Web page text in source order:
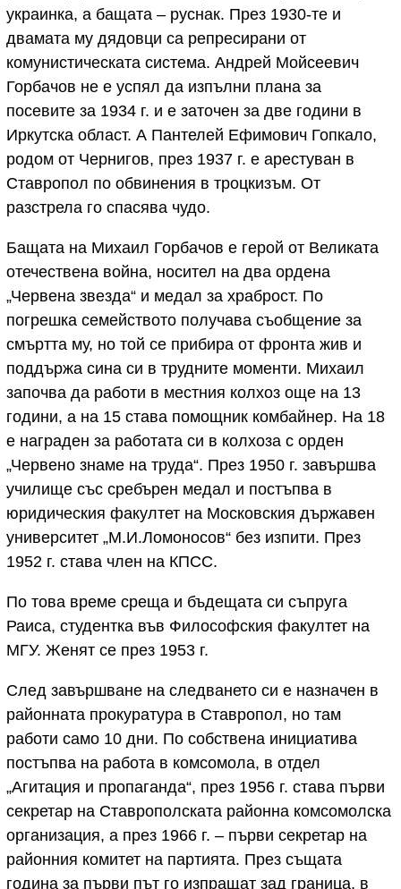
украинка, а бащата – руснак. През 1930-те и
двамата му дядовци са репресирани от
комунистическата система. Андрей Мойсеевич
Горбачов не е успял да изпълни плана за
посевите за 1934 г. и е заточен за две години в
Иркутска област. А Пантелей Ефимович Гопкало,
родом от Чернигов, през 1937 г. е арестуван в
Ставропол по обвинения в троцкизъм. От
разстрела го спасява чудо.
Бащата на Михаил Горбачов е герой от Великата
отечествена война, носител на два ордена
„Червена звезда“ и медал за храброст. По
погрешка семейството получава съобщение за
смъртта му, но той се прибира от фронта жив и
поддържа сина си в трудните моменти. Михаил
започва да работи в местния колхоз още на 13
години, а на 15 става помощник комбайнер. На 18
е награден за работата си в колхоза с орден
„Червено знаме на труда“. През 1950 г. завършва
училище със сребърен медал и постъпва в
юридическия факултет на Московския държавен
университет „М.И.Ломоносов“ без изпити. През
1952 г. става член на КПСС.
По това време среща и бъдещата си съпруга
Раиса, студентка във Философския факултет на
МГУ. Женят се през 1953 г.
След завършване на следването си е назначен в
районната прокуратура в Ставропол, но там
работи само 10 дни. По собствена инициатива
постъпва на работа в комсомола, в отдел
„Агитация и пропаганда“, през 1956 г. става първи
секретар на Ставрополската районна комсомолска
организация, а през 1966 г. – първи секретар на
районния комитет на партията. През същата
година за първи път го изпращат зад граница, в